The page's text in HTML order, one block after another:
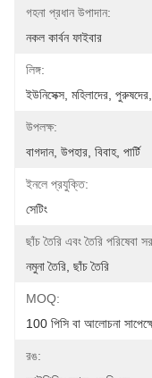
গহনা প্রধান উপাদান:
নকল কার্বন ফাইবার
লিঙ্গ:
ইউনিসেক্স, মহিলাদের, পুরুষদের,
উপলক্ষ:
বাগদান, উপহার, বিবাহ, পার্টি
ইনলে প্রযুক্তি:
সেটিং
ছাঁচ তৈরি এবং তৈরি পরিষেবা
নমুনা তৈরি, ছাঁচ তৈরি
MOQ:
100 পিসি বা আলোচনা
রঙ: